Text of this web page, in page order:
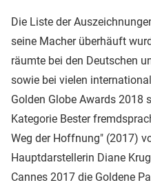
Die Liste der
seine Macher überhäuft
räumte bei den Deutschen
sowie bei vielen
Golden Globe Awards 2018
Kategorie Bester
Weg der Hoffnung" (2017)
Hauptdarstellerin Diane
Cannes 2017 die Goldene